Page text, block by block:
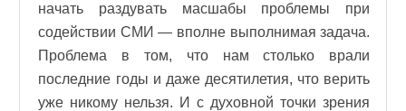
начать раздувать масшабы проблемы при
содействии СМИ — вполне выполнимая задача.
Проблема в том, что нам столько врали
последние годы и даже десятилетия, что верить
уже никому нельзя. И с духовной точки зрения